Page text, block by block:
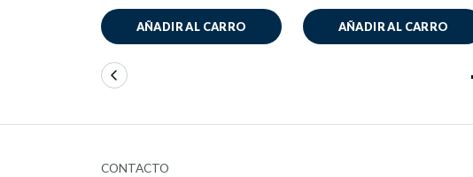
AÑADIR AL CARRO AÑADIR AL CARRO
CONTACTO